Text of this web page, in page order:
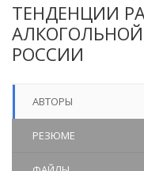
ТЕНДЕНЦИИ
РОССИИ
АВТОРЫ
РЕЗЮМЕ